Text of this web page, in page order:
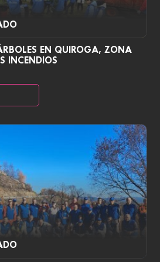
EN QUIROGA, ZONA
INCENDIOS